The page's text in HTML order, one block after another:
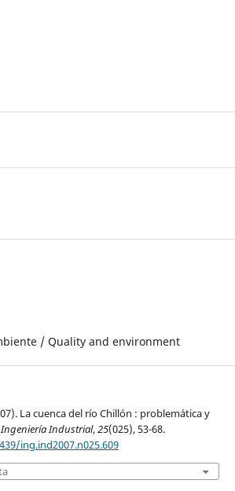
/ Quality and environment
La cuenca del río Chillón : problemática y
Ingeniería Industrial,25(025), 53-68.
ing.ind2007.n025.609